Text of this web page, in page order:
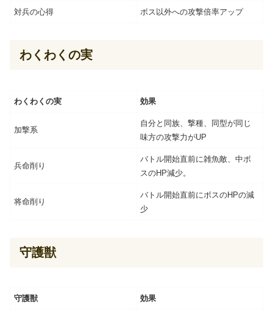
対兵の心得 ボス以外への攻撃倍率アップ
わくわくの実
わくわくの実 効果
加撃系
自分と同族、撃種、同型が同じ
味方の攻撃力がUP
兵命削り
バトル開始直前に雑魚敵、中ボ
スのHP減少。
将命削り
バトル開始直前にボスのHPの減
少
守護獣
守護獣 効果